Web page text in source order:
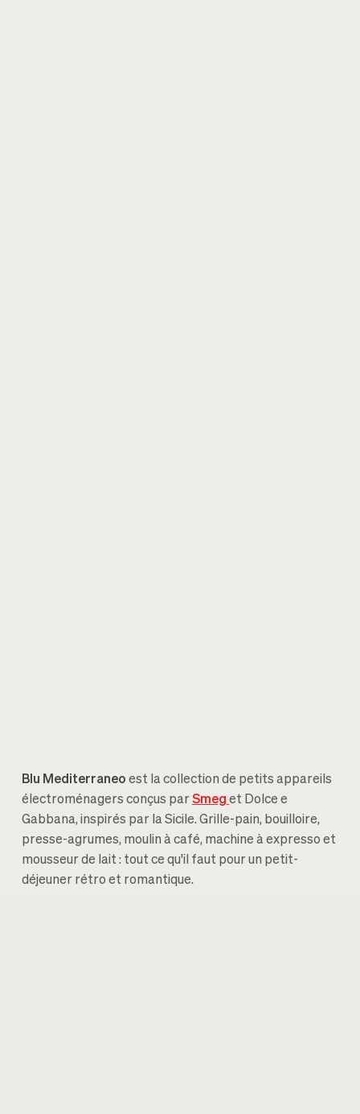
Blu Mediterraneo est la collection de petits appareils
électroménagers conçus parSmeg et Dolce e
Gabbana, inspirés par la Sicile. Grille-pain, bouilloire,
presse-agrumes, moulin à café, machine à expresso et
mousseur de lait : tout ce qu'il faut pour un petit-
déjeuner rétro et romantique.